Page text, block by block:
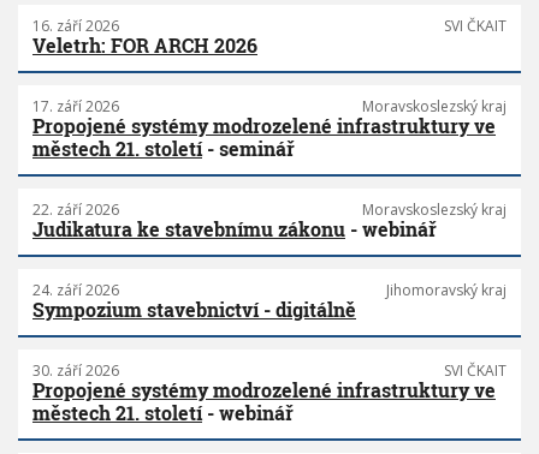
16. září 2026 SVI ČKAIT
Veletrh: FOR ARCH 2026
17. září 2026 Moravskoslezský kraj
Propojené systémy modrozelené infrastruktury ve
městech 21. století- seminář
22. září 2026 Moravskoslezský kraj
Judikatura ke stavebnímu zákonu - webinář
24. září 2026 Jihomoravský kraj
Sympozium stavebnictví - digitálně
30. září 2026 SVI ČKAIT
Propojené systémy modrozelené infrastruktury ve
městech 21. století- webinář